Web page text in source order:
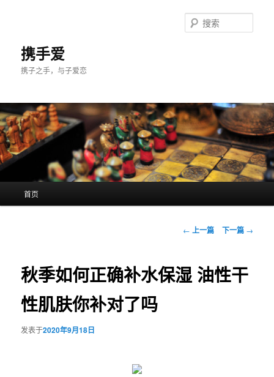
携手爱
携子之手，与子爱恋
索
首页
文
航
← 上一篇 下一篇 →
秋季如何正确补水保湿 油性干
性肌肤你补对了吗
发表于2020年9月18日